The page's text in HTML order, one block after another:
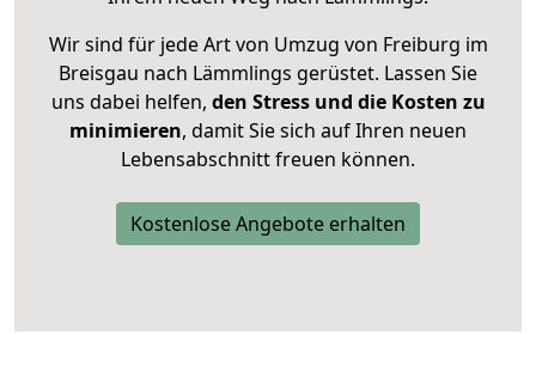
Wir sind für jede Art von Umzug von Freiburg im
Breisgau nach Lämmlings gerüstet. Lassen Sie
uns dabei helfen, den Stress und die Kosten zu
minimieren, damit Sie sich auf Ihren neuen
Lebensabschnitt freuen können.
Kostenlose Angebote erhalten